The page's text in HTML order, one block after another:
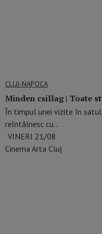
CLUJ-NAPOCA
Minden csillag | Toate
În timpul unei vizite în
reîntâlnesc cu…
VINERI 21/08
Cinema Arta Cluj